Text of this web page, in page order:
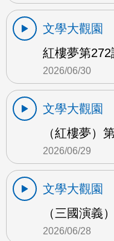
文學大觀園
紅樓夢第272
2026/06/30
文學大觀園
（紅樓夢）
2026/06/29
文學大觀園
（三國演義
2026/06/28